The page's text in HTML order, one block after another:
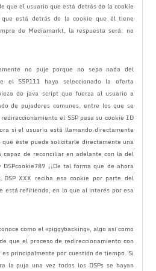
que el usuario que está detrás de la cookie
está detrás de la cookie que él tiene
de Mediamarkt, la respuesta será: no
no puje porque no sepa nada del
el SSP111 haya seleccionado la oferta
de java script que fuerza al usuario a
de pujadores comunes, entre los que se
el SSP pasa su cookie ID
sí el usuario está llamando directamente
que éste puede solicitarle directamente una
capaz de reconciliar en adelante con la del
DSPcookie789 ¡¡De tal forma que de ahora
XXX reciba esa cookie por parte del
está refiriendo, en lo que al interés por esa
como el «piggybacking», algo así como
que el proceso de redireccionamiento con
principalmente por cuestión de tiempo. Si
la puja una vez todos los DSPs se hayan